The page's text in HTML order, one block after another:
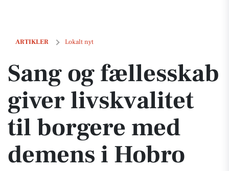
ARTIKLER Lokalt nyt
Sang og fællesskab giver livskvalitet til borgere med demens i Hobro
Sang og fællesskab
giver livskvalitet
til borgere med
demens i Hobro